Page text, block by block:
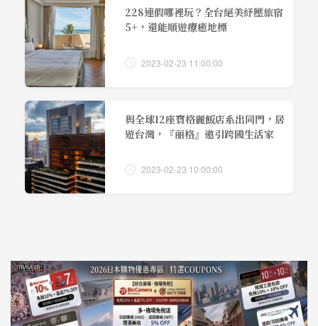
228連假哪裡玩？全台絕美紓壓旅宿
5+，還能順遊療癒地標
2023-02-23 11:00:00
與全球12座寶格麗飯店系出同門，居
遊台灣，『丽格』邀引跨國生活家
2023-02-23 10:00:00